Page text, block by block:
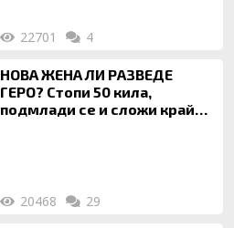
22701 4
НОВА ЖЕНА ЛИ РАЗВЕДЕ
ГЕРО? Стопи 50 кила,
подмлади се и сложи край
20468 29